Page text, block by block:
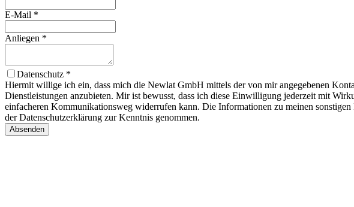
E-Mail *
Anliegen *
Datenschutz *
Hiermit willige ich ein, dass mich die Newlat GmbH mittels der von mir angegebenen
Dienstleistungen anzubieten. Mir ist bewusst, dass ich diese Einwilligung jederzeit mit
einfacheren Kommunikationsweg widerrufen kann. Die Informationen zu meinen
der Datenschutzerklärung zur Kenntnis genommen.
Absenden